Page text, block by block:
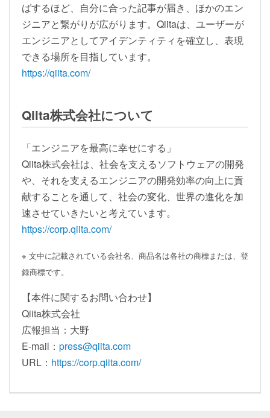
ばするほど、自分に合った記事が届き、ほかのエン
ジニアと繋がりが広がります。Qiitaは、ユーザーが
エンジニアとしてアイデンティティを確立し、表現
できる場所を目指しています。
https://qiita.com/
Qiita株式会社について
「エンジニアを最高に幸せにする」
Qiita株式会社は、社会を支えるソフトウェアの開発
や、それを支えるエンジニアの開発効率の向上に貢
献することを通して、社会の変化、世界の進化を加
速させていきたいと考えています。
https://corp.qiita.com/
※ 文中に記載されている会社名、商品名は各社の商標または、登
録商標です。
【本件に関するお問い合わせ】
Qiita株式会社
広報担当：大野
E-mail： press@qiita.com
URL： https://corp.qiita.com/